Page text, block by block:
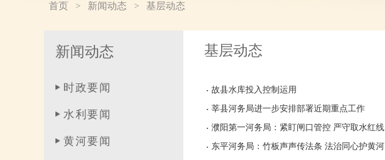
首页 > 新闻动态 > 基层动态
新闻动态
时政要闻
水利要闻
黄河要闻
基层动态
故县水库投入控制运用
莘县河务局进一步安排部署近期重点工作
濮阳第一河务局：紧盯闸口管控 严守取水红线
东平河务局：竹板声声传法条 法治同心护黄河